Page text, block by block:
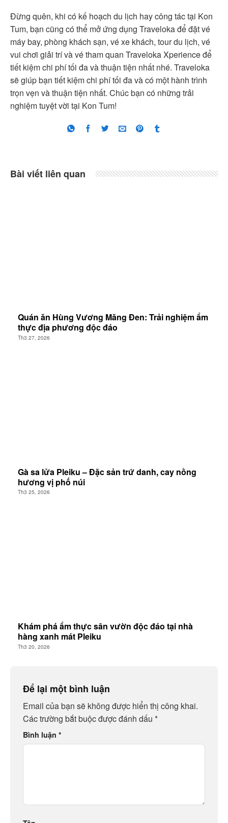
Đừng quên, khi có kế hoạch du lịch hay công tác tại Kon
Tum, bạn cũng có thể mở ứng dụng Traveloka để đặt vé
máy bay, phòng khách sạn, vé xe khách, tour du lịch, vé
vui chơi giải trí và vé tham quan Traveloka Xperience để
tiết kiệm chi phí tối đa và thuận tiện nhất nhé. Traveloka
sẽ giúp bạn tiết kiệm chi phí tối đa và có một hành trình
trọn vẹn và thuận tiện nhất. Chúc bạn có những trải
nghiệm tuyệt vời tại Kon Tum!
Bài viết liên quan
Quán ăn Hùng Vương Măng Đen: Trải nghiệm ẩm
thực địa phương độc đáo
Th3 27, 2026
Gà sa lửa Pleiku – Đặc sản trứ danh, cay nồng
hương vị phố núi
Th3 25, 2026
Khám phá ẩm thực sân vườn độc đáo tại nhà
hàng xanh mát Pleiku
Th3 20, 2026
Để lại một bình luận
Email của bạn sẽ không được hiển thị công khai.
Các trường bắt buộc được đánh dấu *
Bình luận *